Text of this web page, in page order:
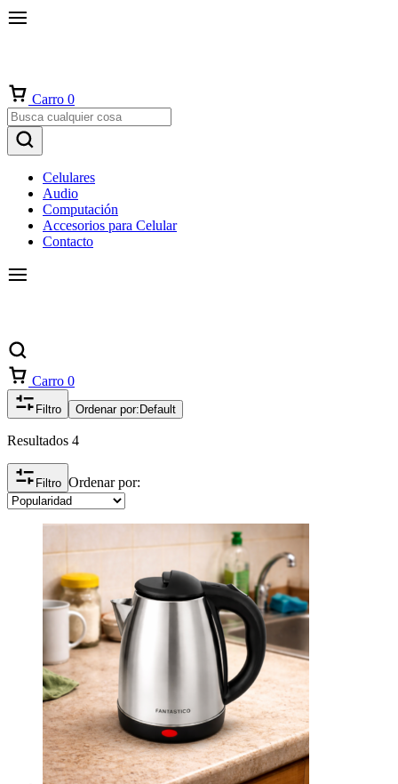
Carro 0
Celulares
Audio
Computación
Accesorios para Celular
Contacto
Carro 0
Filtro Ordenar por: Default
Resultados 4
Filtro Ordenar por: